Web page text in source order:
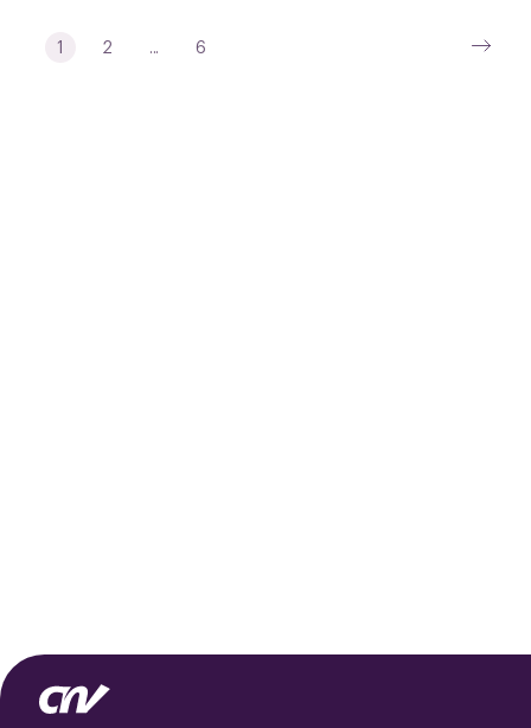
1 2 ... 6